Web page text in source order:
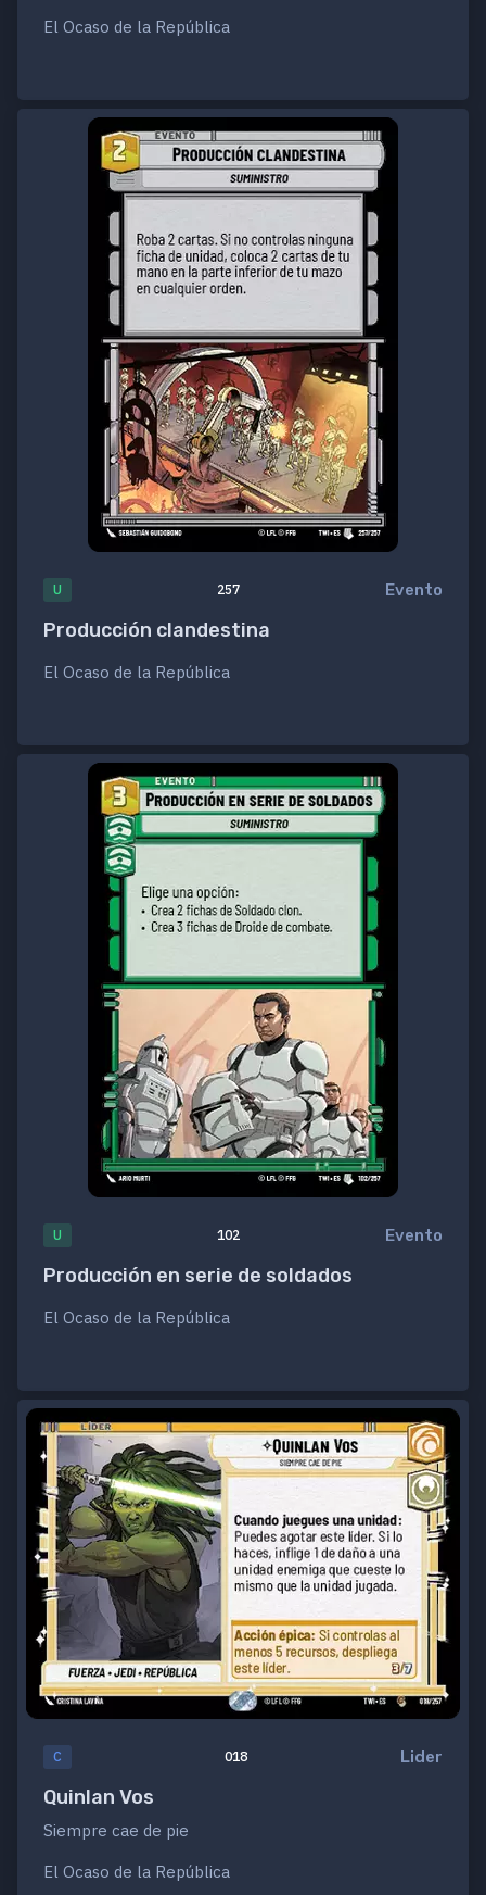
El Ocaso de la República
U 257 Evento
Producción clandestina
El Ocaso de la República
U 102 Evento
Producción en serie de soldados
El Ocaso de la República
C 018 Lider
Quinlan Vos
Siempre cae de pie
El Ocaso de la República